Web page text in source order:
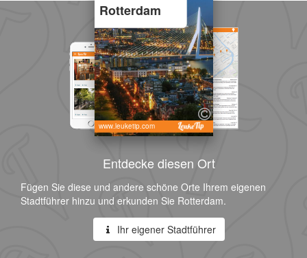
Rotterdam
www.leuketip.com
Entdecke diesen Ort
Fügen Sie diese und andere schöne Orte Ihrem eigenen
Stadtführer hinzu und erkunden Sie Rotterdam.
Ihr eigener Stadtführer